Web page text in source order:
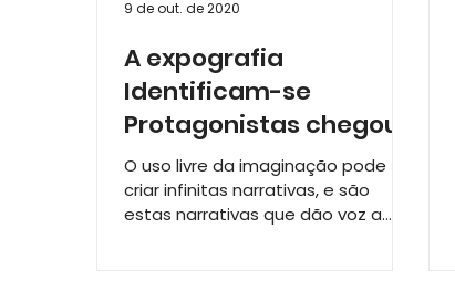
A expografia
Identificam-se
Protagonistas chegou
ao fim, mas segue viva
dentro de cada
parceiro envo
O uso livre da imaginação pode
criar infinitas narrativas, e são
estas narrativas que dão voz a
9 de out. de 2020